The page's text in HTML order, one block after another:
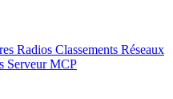
Radios Classements Réseaux
Serveur MCP